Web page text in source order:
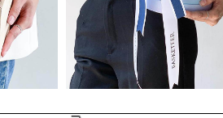
€15.00
€15.00